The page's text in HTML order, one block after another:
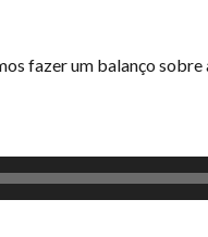
fazer um balanço sobre